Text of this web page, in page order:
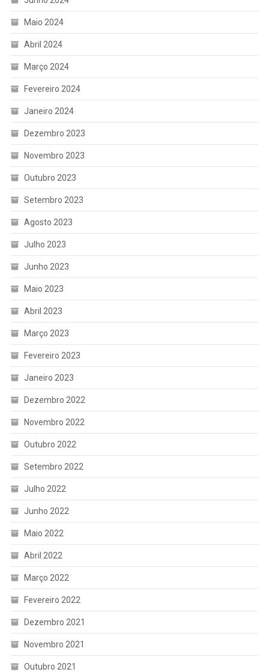
Maio 2024
Abril 2024
Março 2024
Fevereiro 2024
Janeiro 2024
Dezembro 2023
Novembro 2023
Outubro 2023
Setembro 2023
Agosto 2023
Julho 2023
Junho 2023
Maio 2023
Abril 2023
Março 2023
Fevereiro 2023
Janeiro 2023
Dezembro 2022
Novembro 2022
Outubro 2022
Setembro 2022
Julho 2022
Junho 2022
Maio 2022
Abril 2022
Março 2022
Fevereiro 2022
Dezembro 2021
Novembro 2021
Outubro 2021